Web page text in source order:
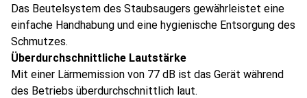
Das Beutelsystem des Staubsaugers gewährleistet eine
einfache Handhabung und eine hygienische Entsorgung des
Schmutzes.
Überdurchschnittliche Lautstärke
Mit einer Lärmemission von 77 dB ist das Gerät während
des Betriebs überdurchschnittlich laut.